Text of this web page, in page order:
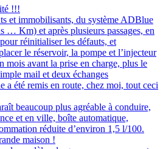
!!!
et immobilisants, du système ADBlue
… Km) et après plusieurs passages, en
réinitialiser les défauts, et
le réservoir, la pompe et l’injecteur
mois avant la prise en charge, plus le
mail et deux échanges
a été remis en route, chez moi, tout ceci
beaucoup plus agréable à conduire,
et en ville, boîte automatique,
réduite d’environ 1,5 l/100.
maison !